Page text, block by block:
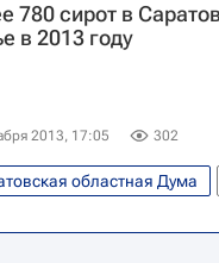
780 сирот в
в 2013 году
2013, 17:05 302
областная Дума